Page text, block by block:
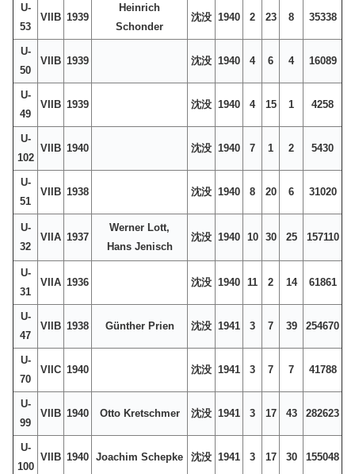
U-
53
VIIB 1939
Heinrich
Schonder
沈没 1940 2 23 8 35338
U-
50
VIIB 1939 沈没 1940 4 6 4 16089
U-
49
VIIB 1939 沈没 1940 4 15 1 4258
U-
102
VIIB 1940 沈没 1940 7 1 2 5430
U-
51
VIIB 1938 沈没 1940 8 20 6 31020
U-
32
VIIA 1937
Werner Lott,
Hans Jenisch
沈没 1940 10 30 25 157110
U-
31
VIIA 1936 沈没 1940 11 2 14 61861
U-
47
VIIB 1938 Günther Prien 沈没 1941 3 7 39 254670
U-
70
VIIC 1940 沈没 1941 3 7 7 41788
U-
99
VIIB 1940 Otto Kretschmer 沈没 1941 3 17 43 282623
U-
100
VIIB 1940 Joachim Schepke 沈没 1941 3 17 30 155048